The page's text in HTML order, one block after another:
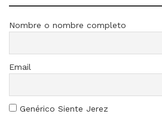
Nombre o nombre completo
Email
Genérico Siente Jerez